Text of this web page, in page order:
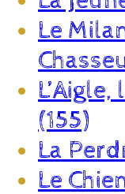
Le
(155)
La
Le